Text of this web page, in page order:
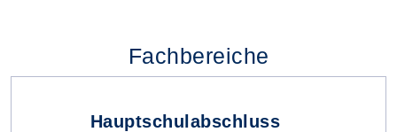
Fachbereiche
Hauptschulabschluss